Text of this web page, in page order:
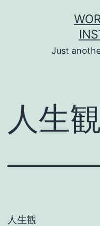
Just
人生観
人生観